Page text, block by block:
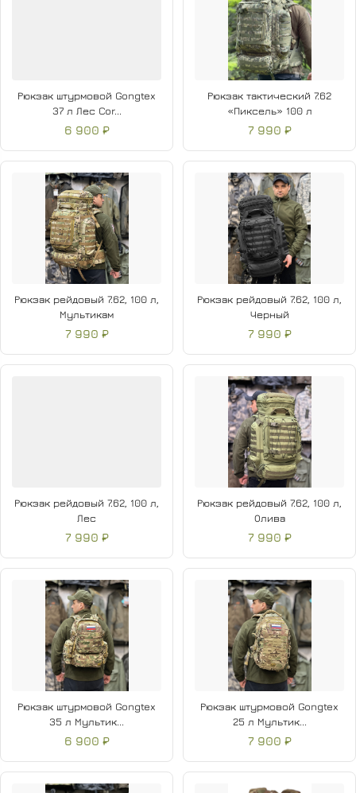
по передней, боковым и нижней
Верхний клапан с подкладкой из микрофибры;
Площадка под патч 70×230 мм.
Рюкзак штурмовой Gongtex
37 л Лес Cor...
6 900 ₽
Рюкзак тактический 7.62
«Пиксель» 100 л
7 990 ₽
Рюкзак рейдовый 7.62, 100 л,
Мультикам
7 990 ₽
Рюкзак рейдовый 7.62, 100 л,
Черный
7 990 ₽
Рюкзак рейдовый 7.62, 100 л,
Лес
7 990 ₽
Рюкзак рейдовый 7.62, 100 л,
Олива
7 990 ₽
Рюкзак штурмовой Gongtex
35 л Мультик...
6 900 ₽
Рюкзак штурмовой Gongtex
25 л Мультик...
7 900 ₽